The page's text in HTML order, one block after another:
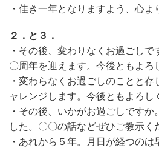
・佳き一年となりますよう、心
２．と３．
・その後、変わりなくお過ごし
〇周年を迎えます。今後ともよろ
・変わらなくお過ごしのことと
ャレンジします。今後ともよろし
・その後、いかがお過ごしですか
した。〇〇の話などぜひご教示く
・あれから５年。月日が経つの